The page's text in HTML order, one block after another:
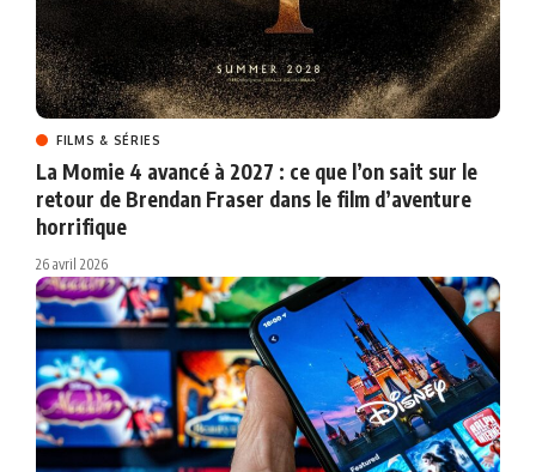
FILMS & SÉRIES
La Momie 4 avancé à 2027 : ce que l’on sait sur le
retour de Brendan Fraser dans le film d’aventure
horrifique
26 avril 2026